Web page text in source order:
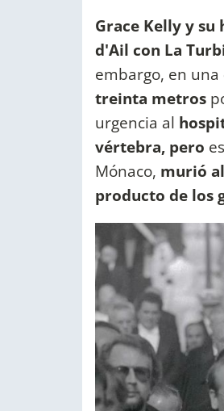
Grace Kelly y su
d'Ail con La
embargo, en una
treinta metros
urgencia al
vértebra, pero
Mónaco, murió
producto de los